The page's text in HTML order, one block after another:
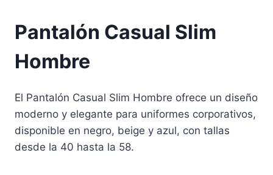
Pantalón Casual Slim
Hombre
El Pantalón Casual Slim Hombre ofrece un diseño
moderno y elegante para uniformes corporativos,
disponible en negro, beige y azul, con tallas
desde la 40 hasta la 58.